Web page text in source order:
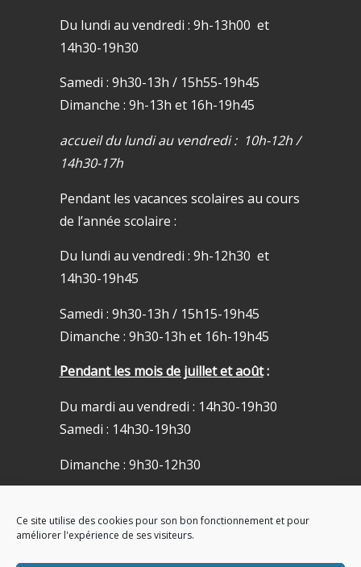
Ce site utilise des cookies pour son bon fonctionnement et pour
améliorer l'expérience de ses visiteurs.
Du lundi au vendredi : 9h-13h00 et
14h30-19h30
Samedi : 9h30-13h / 15h55-19h45
Dimanche : 9h-13h et 16h-19h45
accueil du lundi au vendredi : 10h-12h /
14h30-17h
Pendant les vacances scolaires au cours
de l’année scolaire :
Du lundi au vendredi : 9h-12h30 et
14h30-19h45
Samedi : 9h30-13h / 15h15-19h45
Dimanche : 9h30-13h et 16h-19h45
Pendant les mois de juillet et août:
Du mardi au vendredi : 14h30-19h30
Samedi : 14h30-19h30
Dimanche : 9h30-12h30
ACCUEIL DE PRÊTRE